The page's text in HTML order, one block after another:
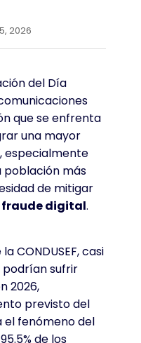
2026
del Día
que se enfrenta
una mayor
especialmente
población más
de mitigar
fraude digital.
CONDUSEF, casi
podrían sufrir
2026,
previsto del
el fenómeno del
de los